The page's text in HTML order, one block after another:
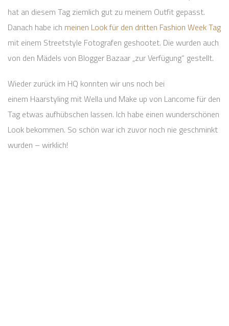
hat an diesem Tag ziemlich gut zu meinem Outfit gepasst.
Danach habe ich meinen Look für den dritten Fashion Week Tag
mit einem Streetstyle Fotografen geshootet. Die wurden auch
von den Mädels von Blogger Bazaar „zur Verfügung“ gestellt.
Wieder zurück im HQ konnten wir uns noch bei
einem Haarstyling mit Wella und Make up von Lancome für den
Tag etwas aufhübschen lassen. Ich habe einen wunderschönen
Look bekommen. So schön war ich zuvor noch nie geschminkt
wurden – wirklich!